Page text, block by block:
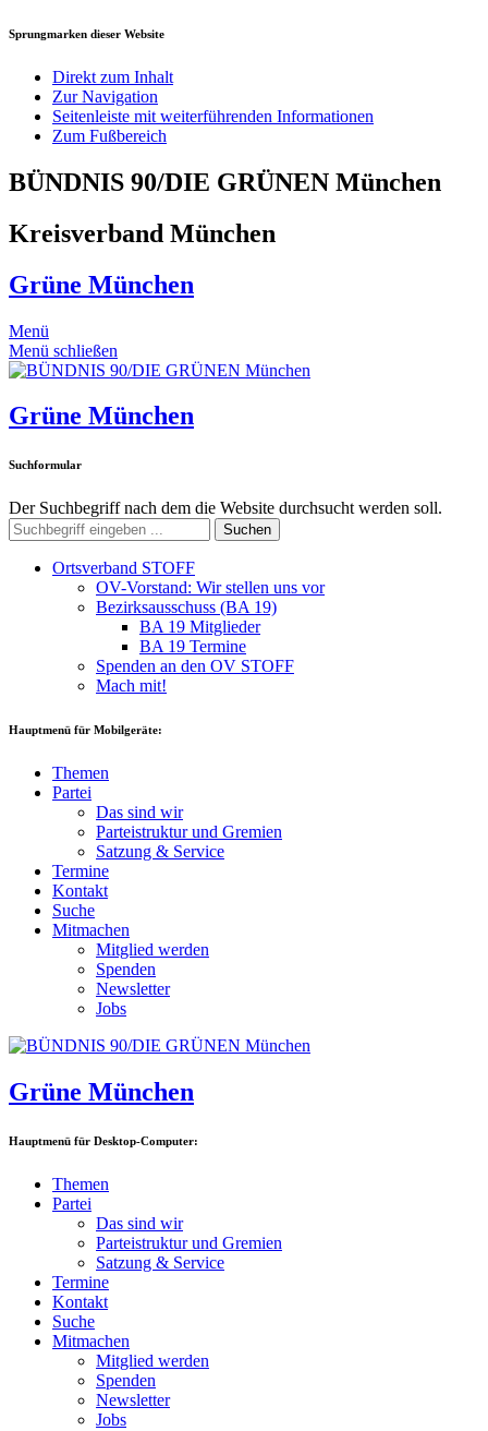
Sprungmarken dieser Website
Direkt zum Inhalt
Zur Navigation
Seitenleiste mit weiterführenden Informationen
Zum Fußbereich
BÜNDNIS 90/DIE GRÜNEN München
Kreisverband München
Grüne München
Menü
Menü schließen
Grüne München
Suchformular
Der Suchbegriff nach dem die Website durchsucht werden soll.
Suchen
Ortsverband STOFF
OV-Vorstand: Wir stellen uns vor
Bezirksausschuss (BA 19)
BA 19 Mitglieder
BA 19 Termine
Spenden an den OV STOFF
Mach mit!
Hauptmenü für Mobilgeräte:
Themen
Partei
Das sind wir
Parteistruktur und Gremien
Satzung & Service
Termine
Kontakt
Suche
Mitmachen
Mitglied werden
Spenden
Newsletter
Jobs
Grüne München
Hauptmenü für Desktop-Computer:
Themen
Partei
Das sind wir
Parteistruktur und Gremien
Satzung & Service
Termine
Kontakt
Suche
Mitmachen
Mitglied werden
Spenden
Newsletter
Jobs